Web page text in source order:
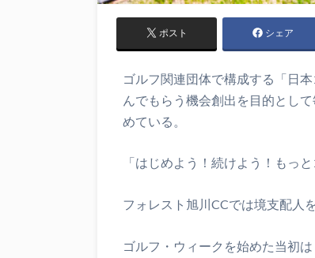
ポスト シェア
ゴルフ関連団体で構成する「日
んでもらう機会創出を目的とし
めている。
「はじめよう！続けよう！もっ
フォレスト旭川CCでは境支配人
ゴルフ・ウィークを始めた当初